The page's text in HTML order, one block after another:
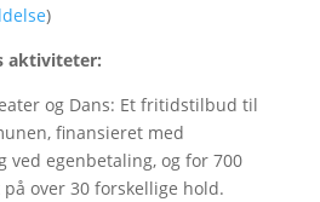
)
aktiviteter:
og Dans: Et fritidstilbud til
finansieret med
ved egenbetaling, og for 700
over 30 forskellige hold.